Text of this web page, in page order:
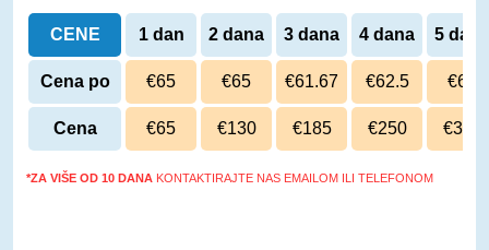
CENE 1 dan 2 dana 3 dana 4 dana 5 dana
Cena po
danu
€65 €65 €61.67 €62.5 €63
Cena €65 €130 €185 €250 €315
*ZA VIŠE OD 10 DANA KONTAKTIRAJTE NAS EMAILOM ILI TELEFONOM